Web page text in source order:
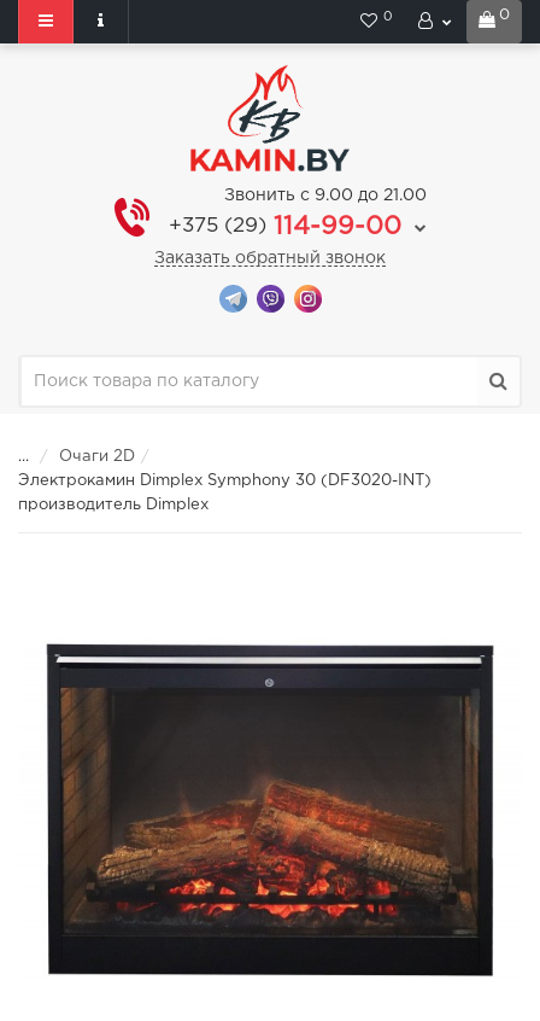
0
0
Звонить с 9.00 до 21.00
+375 (29) 114-99-00
Заказать обратный звонок
...
Очаги 2D
Электрокамин Dimplex Symphony 30 (DF3020-INT)
производитель Dimplex